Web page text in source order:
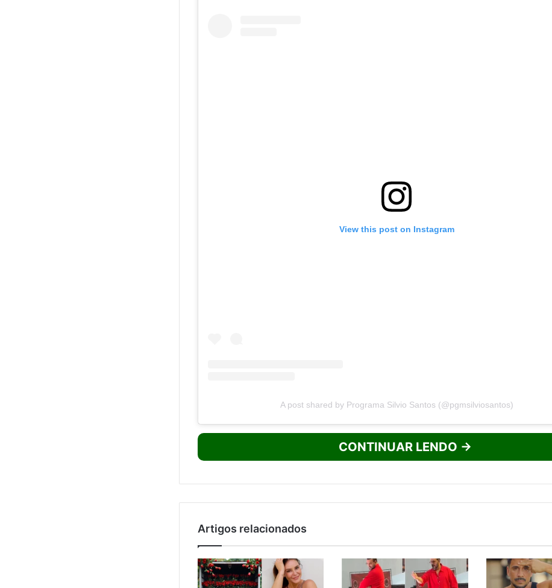
View this post on Instagram
A post shared by Programa Silvio Santos (@pgmsilviosantos)
CONTINUAR LENDO →
Artigos relacionados